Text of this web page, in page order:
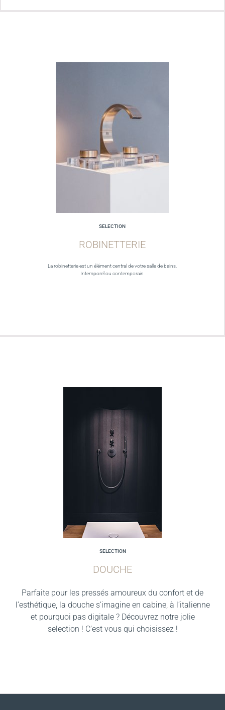
SELECTION
ROBINETTERIE
La robinetterie est un élément central de votre salle de bains.
Intemporel ou contemporain
SELECTION
DOUCHE
Parfaite pour les pressés amoureux du confort et de
l’esthétique, la douche s’imagine en cabine, à l’italienne
et pourquoi pas digitale ? Découvrez notre jolie
selection ! C’est vous qui choisissez !